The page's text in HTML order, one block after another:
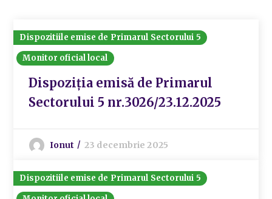
Dispozitiile emise de Primarul Sectorului 5
Monitor oficial local
Dispoziția emisă de Primarul
Sectorului 5 nr.3026/23.12.2025
Ionut 23 decembrie 2025
Dispozitiile emise de Primarul Sectorului 5